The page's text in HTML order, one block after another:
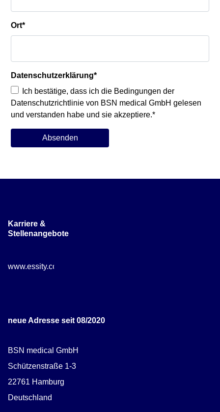
Ort*
Datenschutzerklärung*
Datenschutzrichtlinie von BSN medical GmbH gelesen
und verstanden habe und sie akzeptiere.*
Karriere &
Stellenangebote
www.essity.com/careers
neue Adresse seit 08/2020
BSN medical GmbH
Schützenstraße 1-3
22761 Hamburg
Deutschland